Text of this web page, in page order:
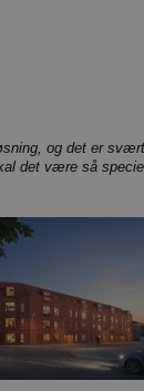
og det er
det være så